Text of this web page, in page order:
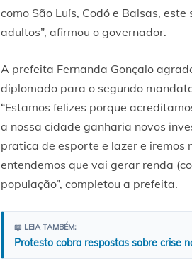
como São Luís, Codó e Balsas,
adultos”, afirmou o governador.
A prefeita Fernanda Gonçalo
diplomado para o segundo
“Estamos felizes porque
a nossa cidade ganharia novos
pratica de esporte e lazer e iremos
entendemos que vai gerar renda
população”, completou a prefeita.
📖 LEIA TAMBÉM:
Protesto cobra respostas sobre crise